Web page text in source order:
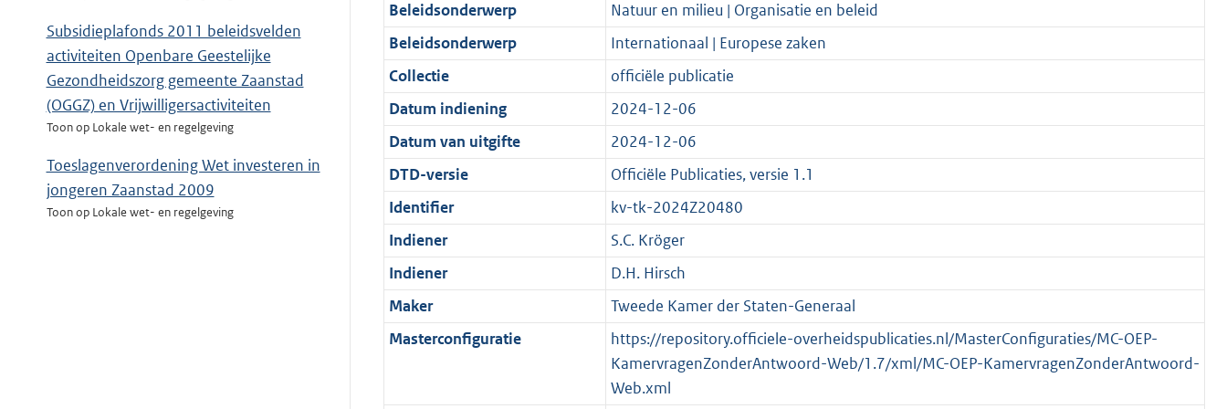
Subsidieplafonds 2011 beleidsvelden
activiteiten Openbare Geestelijke
Gezondheidszorg gemeente Zaanstad
(OGGZ) en Vrijwilligersactiviteiten
Toon op Lokale wet- en regelgeving
Toeslagenverordening Wet investeren in
jongeren Zaanstad 2009
Toon op Lokale wet- en regelgeving
i
e
i
n
f
o
r
m
a
a
t
4
0
K
b
t
i
e
i
n
f
o
r
m
a
a
t
:
8
K
b
a
t
i
e
i
n
f
o
r
m
a
a
t
e
:
6
K
b
c
a
t
i
e
i
n
f
o
r
m
a
a
t
t
e
:
1
1
K
b
r
t
K
g
t
2
Beleidsonderwerp
Natuur en milieu | Organisatie en beleid
Beleidsonderwerp
Internationaal | Europese zaken
Collectie
officiële publicatie
Datum indiening
2024-12-06
Datum van uitgifte
2024-12-06
DTD-versie
Officiële Publicaties, versie 1.1
Identifier
kv-tk-2024Z20480
Indiener
S.C. Kröger
Indiener
D.H. Hirsch
Maker
Tweede Kamer der Staten-Generaal
Masterconfiguratie
https://repository.officiele-overheidspublicaties.nl/MasterConfiguraties/MC-OEP-
KamervragenZonderAntwoord-Web/1.7/xml/MC-OEP-KamervragenZonderAntwoord-
Web.xml